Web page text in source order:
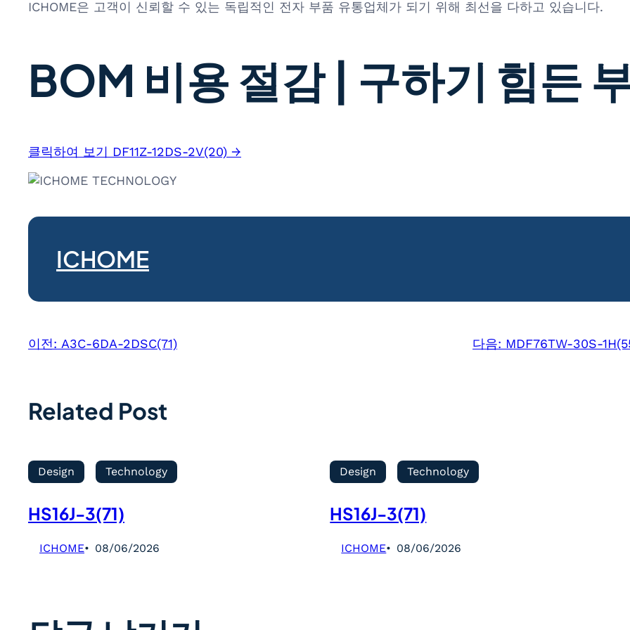
ICHOME은 고객이 신뢰할 수 있는 독립적인 전자 부품 유통업체가 되기 위해 최선을 다하고 있습니다.
BOM 비용 절감 | 구하기 힘든
클릭하여 보기 DF11Z-12DS-2V(20) →
ICHOME
이전: A3C-6DA-2DSC(71) 다음: MDF76TW-30S-
Related Post
Design Technology
HS16J-3(71)
ICHOME 08/06/2026
Design Technology
HS16J-3(71)
ICHOME 08/06/2026